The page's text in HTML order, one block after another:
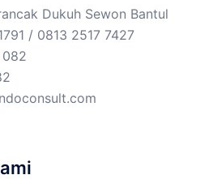
Dukuh Sewon Bantul
/ 0813 2517 7427
082